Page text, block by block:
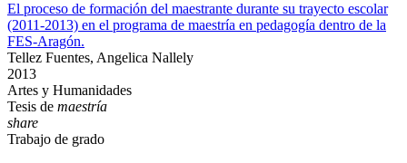
El proceso de formación del maestrante durante su trayecto escolar
(2011-2013) en el programa de maestría en pedagogía dentro de la
FES-Aragón.
Tellez Fuentes, Angelica Nallely
2013
Artes y Humanidades
Tesis de maestría
share
Trabajo de grado